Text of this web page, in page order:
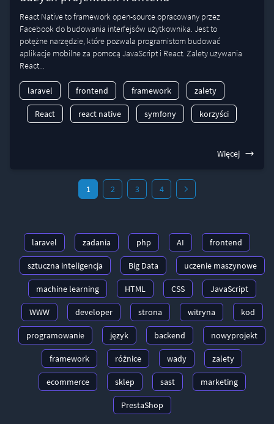
React Native to framework open-source opracowany przez
Facebook do budowania interfejsów użytkownika. Jest to
potężne narzędzie, które pozwala programistom budować
aplikacje mobilne za pomocą JavaScript i React. Zalety używania
React...
laravel frontend framework zalety
React react native symfony korzyści
Więcej
1 2 3 4
laravel zadania php AI frontend
sztuczna inteligencja Big Data uczenie maszynowe
machine learning HTML CSS JavaScript
WWW developer strona witryna kod
programowanie język backend nowyprojekt
framework różnice wady zalety
ecommerce sklep sast marketing
PrestaShop